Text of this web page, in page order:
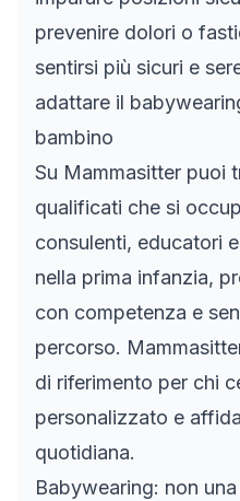
prevenire dolori o
sentirsi più sicuri e
adattare il
bambino
Su Mammasitter puoi
qualificati che si
consulenti, educatori
nella prima infanzia,
con competenza e
percorso.
di riferimento per chi
personalizzato e
quotidiana.
Babywearing: non